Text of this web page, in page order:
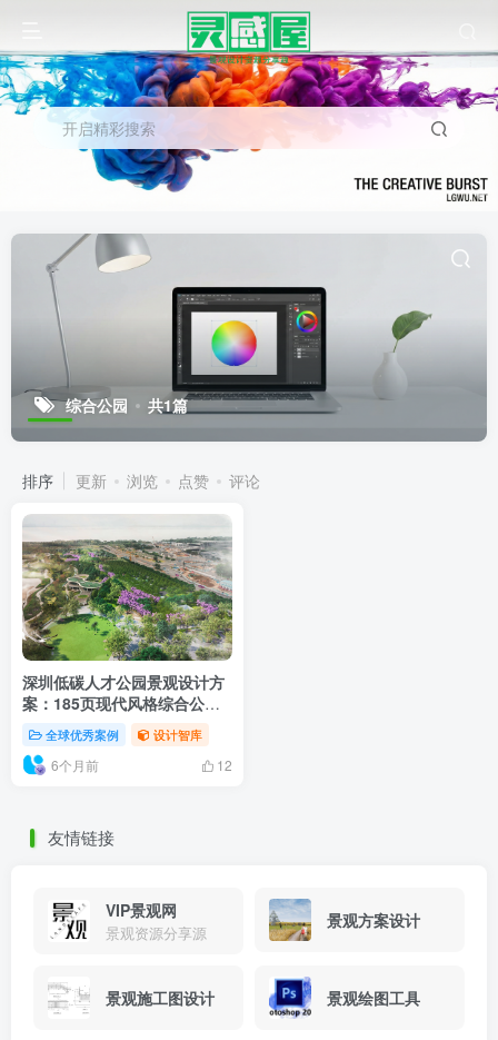
开启精彩搜索
综合公园 共1篇
排序 更新 浏览 点赞 评论
深圳低碳人才公园景观设计方
案：185页现代风格综合公园
PDF文本下载
全球优秀案例 设计智库
6个月前 12
友情链接
VIP景观网
景观资源分享源
景观方案设计
景观施工图设计 景观绘图工具